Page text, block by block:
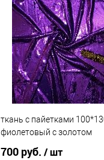
Купить в 1 клик
В избранное
В
ткань с пайетками
фиолетовый с золотом
700 руб. / шт